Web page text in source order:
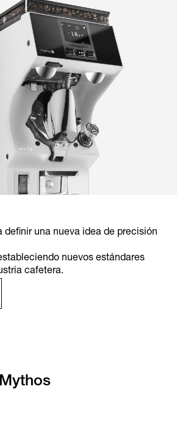
definir una nueva idea de precisión
nuevos estándares
cafetera.